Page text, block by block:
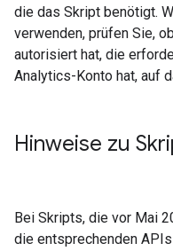
die das Skript benötigt.
verwenden, prüfen Sie,
autorisiert hat, die
Analytics-Konto hat, auf
Hinweise zu
Bei Skripts, die vor Mai
die entsprechenden